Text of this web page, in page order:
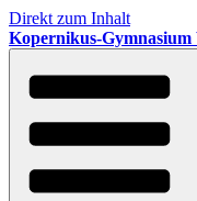
Direkt zum Inhalt
Kopernikus-Gymnasium